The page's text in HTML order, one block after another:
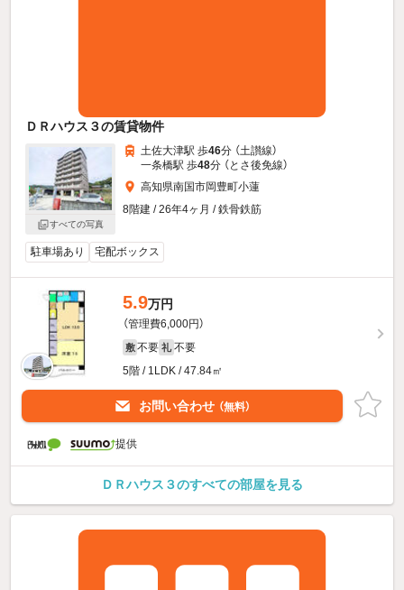
ＤＲハウス３の賃貸物件
すべての写真
土佐大津駅 歩46分 （土讃線）
一条橋駅 歩48分 （とさ後免線）
高知県南国市岡豊町小蓮
8階建 / 26年4ヶ月 / 鉄骨鉄筋
駐車場あり 宅配ボックス
5.9万円
（管理費6,000円）
敷 不要 礼 不要
5階 / 1LDK / 47.84㎡
お問い合わせ （無料）
提供
ＤＲハウス３のすべての部屋を見る